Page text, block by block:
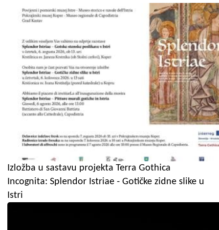
Izložba u sastavu projekta Terra Gothica
Incognita: Splendor Istriae - Gotičke zidne slike u
Istri